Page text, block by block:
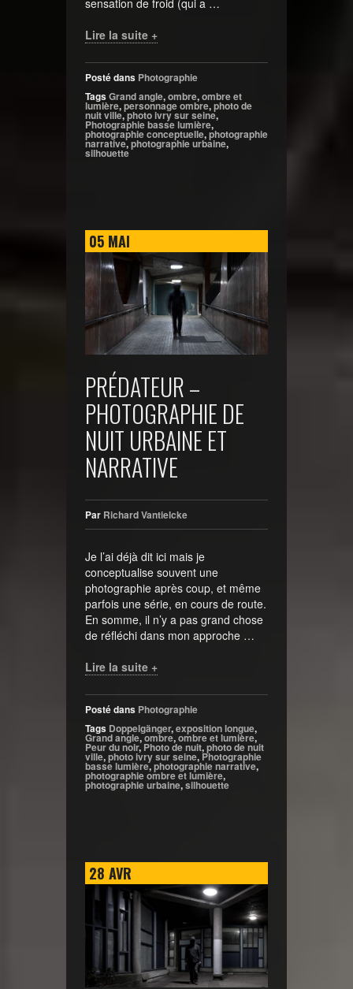
sensation de froid (qui a …
Lire la suite +
Posté dans Photographie
TagsGrand angle,ombre,ombre et
lumière,personnage ombre,photo de
nuit ville,photo ivry sur seine,
Photographie basse lumière,
photographie conceptuelle,photographie
narrative,photographie urbaine,
silhouette
05 MAI
PRÉDATEUR –
PHOTOGRAPHIE DE
NUIT URBAINE ET
NARRATIVE
Par Richard Vantielcke
Je l’ai déjà dit ici mais je
conceptualise souvent une
photographie après coup, et même
parfois une série, en cours de route.
En somme, il n’y a pas grand chose
de réfléchi dans mon approche …
Lire la suite +
Posté dans Photographie
Tags Doppelgänger,exposition longue,
Grand angle,ombre,ombre et lumière,
Peur du noir, Photo de nuit,photo de nuit
ville,photo ivry sur seine,Photographie
basse lumière,photographie narrative,
photographie ombre et lumière,
photographie urbaine,silhouette
28 AVR